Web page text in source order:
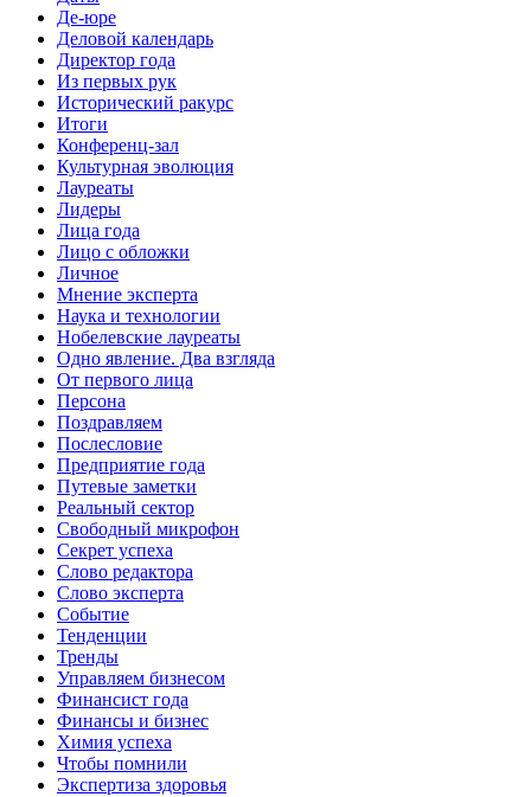
Де-юре
Деловой календарь
Директор года
Из первых рук
Исторический ракурс
Итоги
Конференц-зал
Культурная эволюция
Лауреаты
Лидеры
Лица года
Лицо с обложки
Личное
Мнение эксперта
Наука и технологии
Нобелевские лауреаты
Одно явление. Два взгляда
От первого лица
Персона
Поздравляем
Послесловие
Предприятие года
Путевые заметки
Реальный сектор
Свободный микрофон
Секрет успеха
Слово редактора
Слово эксперта
Событие
Тенденции
Тренды
Управляем бизнесом
Финансист года
Финансы и бизнес
Химия успеха
Чтобы помнили
Экспертиза здоровья